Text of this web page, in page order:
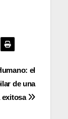
el
de una
exitosa